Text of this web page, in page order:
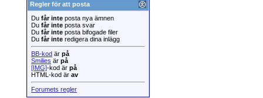
Regler för att posta
Du får inte posta nya ämnen
Du får inte posta svar
Du får inte posta bifogade filer
Du får inte redigera dina inlägg
BB-kod är på
Smilies är på
[IMG]-kod är på
HTML-kod är av
Forumets regler